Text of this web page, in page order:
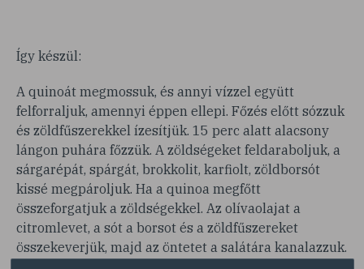
Így készül:
A quinoát megmossuk, és annyi vízzel együtt
felforraljuk, amennyi éppen ellepi. Főzés előtt sózzuk
és zöldfűszerekkel ízesítjük. 15 perc alatt alacsony
lángon puhára főzzük. A zöldségeket feldaraboljuk, a
sárgarépát, spárgát, brokkolit, karfiolt, zöldborsót
kissé megpároljuk. Ha a quinoa megfőtt
összeforgatjuk a zöldségekkel. Az olívaolajat a
citromlevet, a sót a borsot és a zöldfűszereket
összekeverjük, majd az öntetet a salátára kanalazzuk.